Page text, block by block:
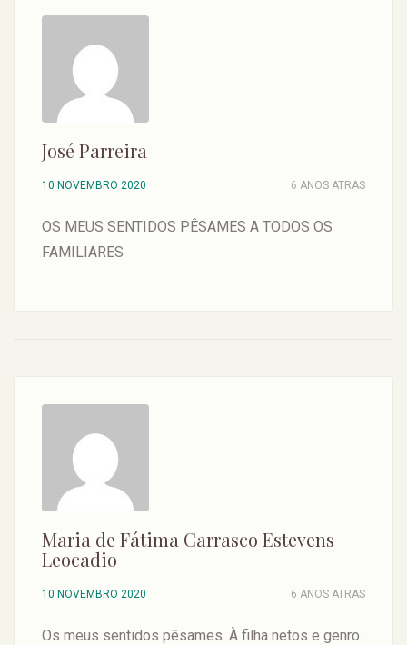
José Parreira
10 NOVEMBRO 2020 6 ANOS ATRAS
OS MEUS SENTIDOS PÊSAMES A TODOS OS
FAMILIARES
Maria de Fátima Carrasco Estevens
Leocadio
10 NOVEMBRO 2020 6 ANOS ATRAS
Os meus sentidos pêsames. À filha netos e genro.